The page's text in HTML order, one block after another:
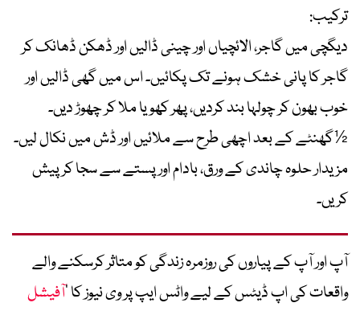
ترکیب:
دیگچی میں گاجر، الائچیاں اور چینی ڈالیں اور ڈھکن ڈھانک کر
گاجر کا پانی خشک ہونے تک پکائیں۔ اس میں گھی ڈالیں اور
خوب بھون کر چولہا بند کردیں، پھر کھویا ملا کر چھوڑ دیں۔
½گھنٹے کے بعد اچھی طرح سے ملائیں اور ڈش میں نکال لیں۔
مزیدار حلوہ چاندی کے ورق، بادام اور پستے سے سجا کر پیش
کریں۔
آپ اور آپ کے پیاروں کی روزمرہ زندگی کو متاثر کرسکنے والے
واقعات کی اپ ڈیٹس کے لیے واٹس ایپ پر وی نیوز کا ’آفیشل